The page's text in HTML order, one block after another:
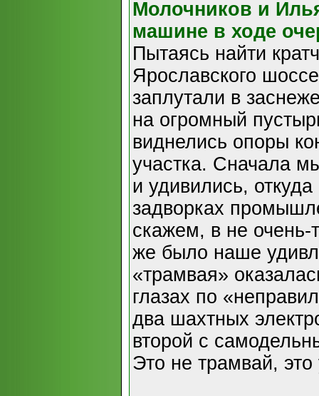
Молочников и
машине в ходе
Пытаясь найти
Ярославского
заплутали в
на огромный
виднелись опоры
участка. Сначала
и удивились,
задворках
скажем, в не
же было наше
«трамвая»
глазах по
два шахтных
второй с
Это не трамвай, это